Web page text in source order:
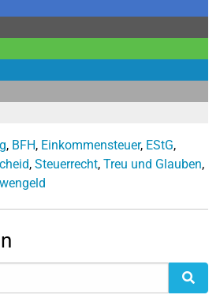
, BFH, Einkommensteuer, EStG,
, Steuerrecht, Treu und Glauben,